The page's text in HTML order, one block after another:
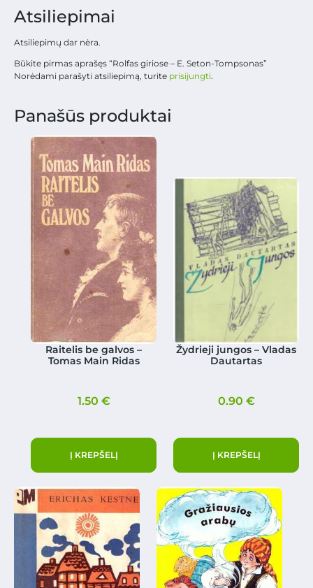
Atsiliepimai
Atsiliepimų dar nėra.
Būkite pirmas aprašęs “Rolfas giriose – E. Seton-Tompsonas”
Norėdami parašyti atsiliepimą, turite prisijungti.
Panašūs produktai
Raitelis be galvos –
Tomas Main Ridas
1.50 €
Į KREPŠELĮ
Žydrieji jungos – Vladas
Dautartas
0.90 €
Į KREPŠELĮ